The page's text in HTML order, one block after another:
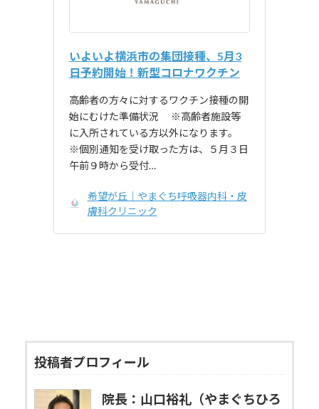
いよいよ横浜市の集団接種、5月3
日予約開始！新型コロナワクチン
⾼齢者の⽅々に対するワクチン接種の開
始にむけた準備状況 ※⾼齢者施設等
に⼊所されている⽅以外になります。
※個別通知を受け取った方は、５月３日
午前９時から受付…
希望が丘｜やまぐち呼吸器内科・皮
膚科クリニック
投稿者プロフィール
院長：山口裕礼（やまぐちひろ